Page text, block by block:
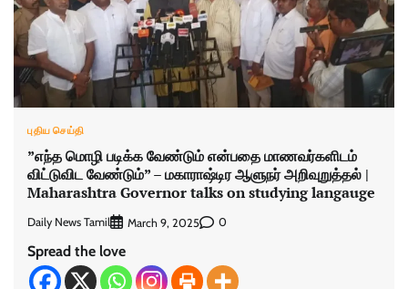
புதிய செய்தி
”எந்த மொழி படிக்க வேண்டும் என்பதை மாணவர்களிடம்
விட்டுவிட வேண்டும்” – மகாராஷ்டிர ஆளுநர் அறிவுறுத்தல் |
Maharashtra Governor talks on studying langauge
Daily News Tamil March 9, 2025 0
Spread the love